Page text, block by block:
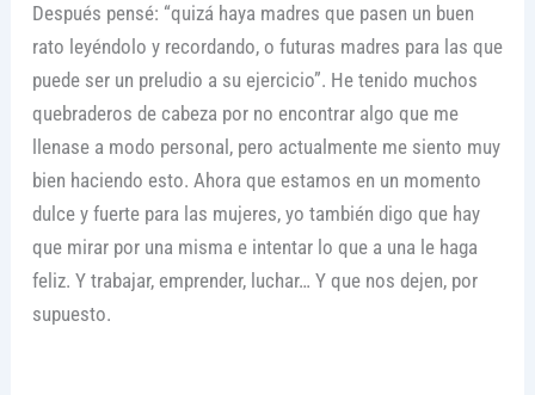
Después pensé: “quizá haya madres que pasen un buen
rato leyéndolo y recordando, o futuras madres para las que
puede ser un preludio a su ejercicio”. He tenido muchos
quebraderos de cabeza por no encontrar algo que me
llenase a modo personal, pero actualmente me siento muy
bien haciendo esto. Ahora que estamos en un momento
dulce y fuerte para las mujeres, yo también digo que hay
que mirar por una misma e intentar lo que a una le haga
feliz. Y trabajar, emprender, luchar… Y que nos dejen, por
supuesto.